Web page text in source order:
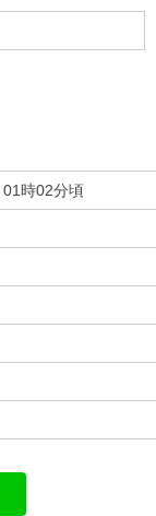
時02分頃